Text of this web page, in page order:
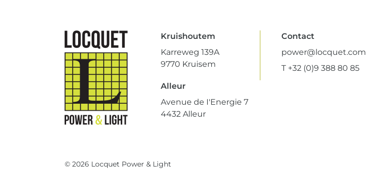
Kruishoutem
Karreweg 139A
9770 Kruisem
Alleur
Avenue de I'Energie 7
4432 Alleur
Contact
power@locquet.com
T +32 (0)9 388 80 85
© 2026 Locquet Power & Light